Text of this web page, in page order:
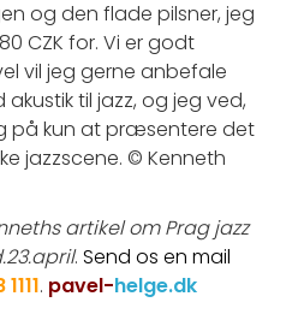
og den flade pilsner, jeg
CZK for. Vi er godt
vil jeg gerne anbefale
til jazz, og jeg ved,
på kun at præsentere det
jazzscene. © Kenneth
artikel om Prag jazz
. Send os en mail
. pavel-helge.dk